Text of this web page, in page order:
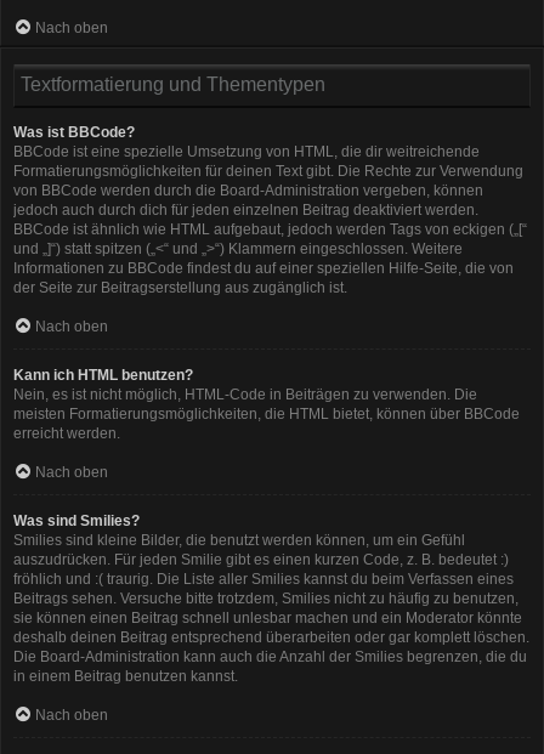
Nach oben
Textformatierung und Thementypen
Was ist BBCode?
BBCode ist eine spezielle Umsetzung von HTML, die dir weitreichende
Formatierungsmöglichkeiten für deinen Text gibt. Die Rechte zur Verwendung
von BBCode werden durch die Board-Administration vergeben, können
jedoch auch durch dich für jeden einzelnen Beitrag deaktiviert werden.
BBCode ist ähnlich wie HTML aufgebaut, jedoch werden Tags von eckigen („[“
und „]“) statt spitzen („<“ und „>“) Klammern eingeschlossen. Weitere
Informationen zu BBCode findest du auf einer speziellen Hilfe-Seite, die von
der Seite zur Beitragserstellung aus zugänglich ist.
Nach oben
Kann ich HTML benutzen?
Nein, es ist nicht möglich, HTML-Code in Beiträgen zu verwenden. Die
meisten Formatierungsmöglichkeiten, die HTML bietet, können über BBCode
erreicht werden.
Nach oben
Was sind Smilies?
Smilies sind kleine Bilder, die benutzt werden können, um ein Gefühl
auszudrücken. Für jeden Smilie gibt es einen kurzen Code, z. B. bedeutet :)
fröhlich und :( traurig. Die Liste aller Smilies kannst du beim Verfassen eines
Beitrags sehen. Versuche bitte trotzdem, Smilies nicht zu häufig zu benutzen,
sie können einen Beitrag schnell unlesbar machen und ein Moderator könnte
deshalb deinen Beitrag entsprechend überarbeiten oder gar komplett löschen.
Die Board-Administration kann auch die Anzahl der Smilies begrenzen, die du
in einem Beitrag benutzen kannst.
Nach oben